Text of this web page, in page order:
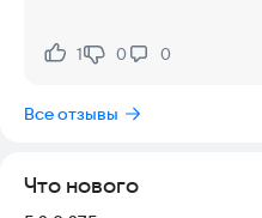
Вы всегда сможете иметь
ресурсам, а также сможете
(приобретается отдельно).
Нравится:
1Не нравится:
0 0
Все отзывы
Что нового